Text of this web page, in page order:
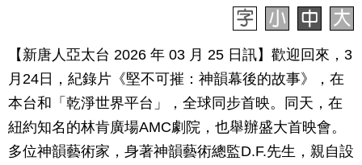
【新唐人亞太台 2026 年 03 月 25 日訊】歡迎回來，3
月24日，紀錄片《堅不可摧：神韻幕後的故事》，在
本台和「乾淨世界平台」，全球同步首映。同天，在
紐約知名的林肯廣場AMC劇院，也舉辦盛大首映會。
多位神韻藝術家，身著神韻藝術總監D.F.先生，親自設